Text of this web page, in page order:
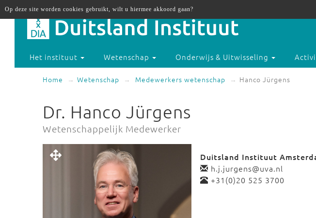
Het instituut Wetenschap Onderwijs & Uitwisseling
Home Wetenschap Medewerkers wetenschap Hanco Jürgens
Dr. Hanco Jürgens
Wetenschappelijk Medewerker
Duitsland Instituut
h.j.jurgens@uva.nl
+31(0)20 525 3700
Op deze site worden cookies gebruikt, wilt u hiermee akkoord gaan?